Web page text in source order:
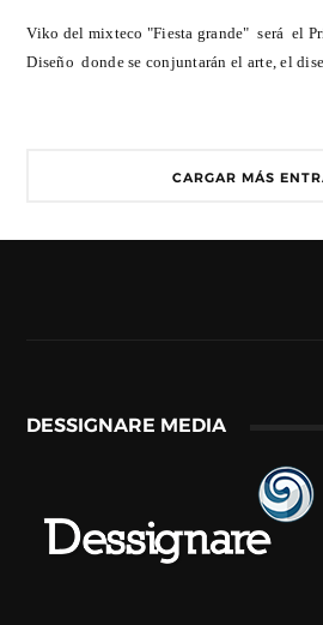
Viko del mixteco "Fiesta grande" será el
Diseño donde se conjuntarán el arte, el
CARGAR MÁS
DESSIGNARE MEDIA